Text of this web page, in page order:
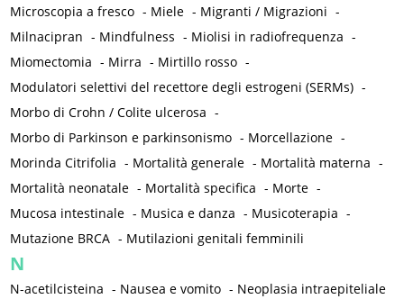
Microscopia a fresco - Miele - Migranti / Migrazioni -
Milnacipran - Mindfulness - Miolisi in radiofrequenza -
Miomectomia - Mirra - Mirtillo rosso -
Modulatori selettivi del recettore degli estrogeni (SERMs) -
Morbo di Crohn / Colite ulcerosa -
Morbo di Parkinson e parkinsonismo - Morcellazione -
Morinda Citrifolia - Mortalità generale - Mortalità materna -
Mortalità neonatale - Mortalità specifica - Morte -
Mucosa intestinale - Musica e danza - Musicoterapia -
Mutazione BRCA - Mutilazioni genitali femminili
N
N-acetilcisteina - Nausea e vomito - Neoplasia intraepiteliale